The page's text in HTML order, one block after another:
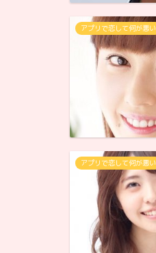
アプリで恋して何が悪い
アプリで恋して何が悪い